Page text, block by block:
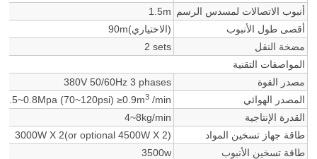
أنبوب الاتصالات لمسدس الرسم
1.5m
أقصى طول الأنبوب
90m(الاختياري)
مضخة النقل
2 sets
المواصفات التقنية
مصدر القوة
380V 50/60Hz 3 phases
المصدر الهوائي
0.5~0.8Mpa (70~120psi) ≥0.9m3/min
القدرة الإنتاجية
4~8kg/min
طاقة جهاز تسخين المواد
3000W X 2(or optional 4500W X 2)
طاقة تسخين الأنبوب
3500w